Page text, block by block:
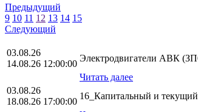
Предыдущий
9 10 11 12 13 14 15
Следующий
03.08.26
14.08.26 12:00:00
Электродвигатели АВК
Читать далее
03.08.26
18.08.26 17:00:00
16_Капитальный и